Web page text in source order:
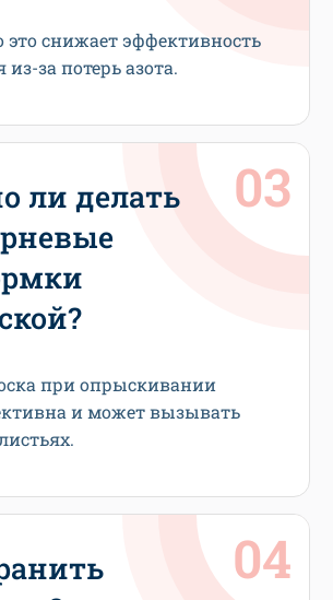
снижает эффективность
из-за потерь азота.
ли делать
при опрыскивании
и может вызывать